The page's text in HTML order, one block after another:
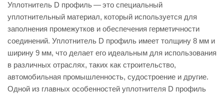
Уплотнитель D профиль — это специальный
уплотнительный материал, который используется для
заполнения промежутков и обеспечения герметичности
соединений. Уплотнитель D профиль имеет толщину 8 мм и
ширину 9 мм, что делает его идеальным для использования
в различных отраслях, таких как строительство,
автомобильная промышленность, судостроение и другие.
Одной из главных особенностей уплотнителя D профиль